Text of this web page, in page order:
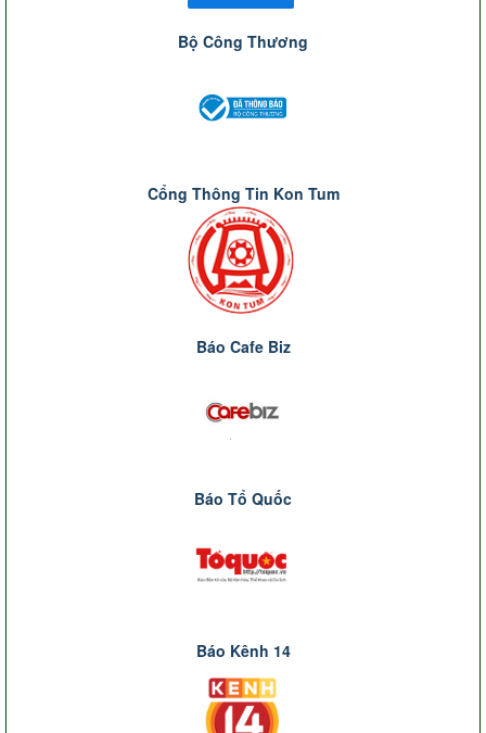
Bộ Công Thương
Cổng Thông Tin Kon Tum
Báo Cafe Biz
Báo Tổ Quốc
Báo Kênh 14